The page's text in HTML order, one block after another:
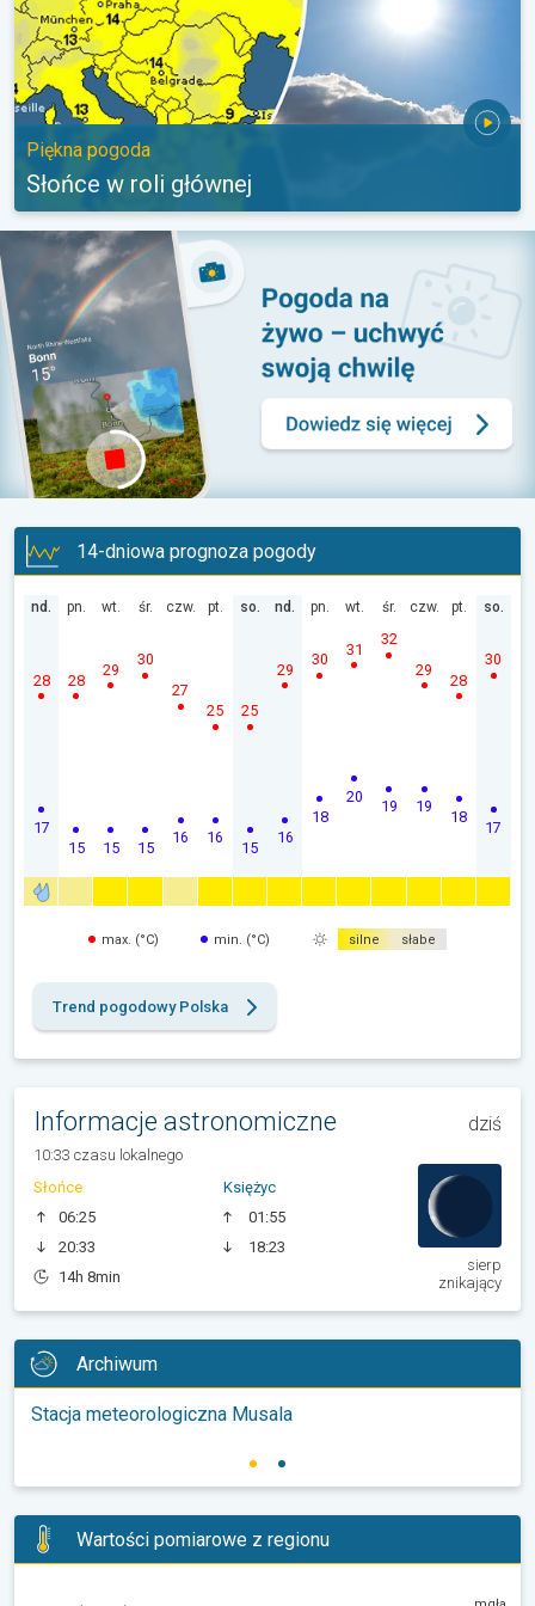
Piękna pogoda
Słońce w roli głównej
14-dniowa prognoza pogody
nd.
17
28
pn.
15
28
wt.
15
29
śr.
15
30
czw.
16
27
pt.
16
25
so.
15
25
nd.
16
29
pn.
18
30
wt.
20
31
śr.
19
32
czw.
19
29
pt.
18
28
so.
17
30
max. (°C) min. (°C) silne słabe
Trend pogodowy Polska
Informacje astronomiczne dziś
10:33 czasu lokalnego
Słońce
06:25
20:33
14h 8min
Księżyc
01:55
18:23
sierp
znikający
Archiwum
Stacja meteorologiczna Musala
Wartości pomiarowe z regionu